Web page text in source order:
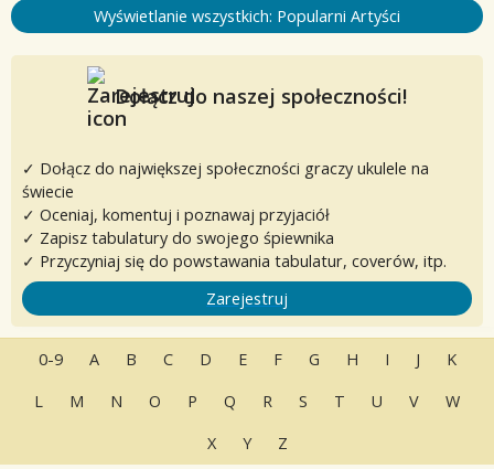
Wyświetlanie wszystkich: Popularni Artyści
Dołącz do naszej społeczności!
✓ Dołącz do największej społeczności graczy ukulele na
świecie
✓ Oceniaj, komentuj i poznawaj przyjaciół
✓ Zapisz tabulatury do swojego śpiewnika
✓ Przyczyniaj się do powstawania tabulatur, coverów, itp.
Zarejestruj
0-9 A B C D E F G H I J
K
L
M N O P Q R S T U V
W
X
Y Z